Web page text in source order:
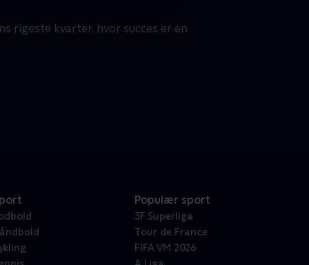
rigeste kvarter, hvor succes er en
Populær sport
3F Superliga
Tour de France
FIFA VM 2026